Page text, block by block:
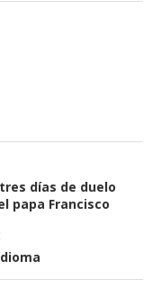
días de duelo
papa Francisco